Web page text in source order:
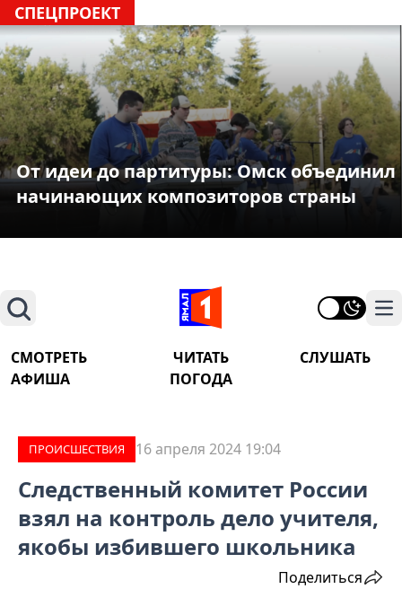
СПЕЦПРОЕКТ
От идеи до партитуры: Омск объединил
начинающих композиторов страны
Поиск
СМОТРЕТЬ ЧИТАТЬ
СЛУШАТЬ
АФИША
ПОГОДА
ПРОИCШЕСТВИЯ 16 апреля 2024 19:04
Следственный комитет России
взял на контроль дело учителя,
якобы избившего школьника
Поделиться